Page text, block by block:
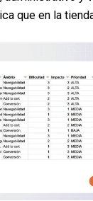
que en la